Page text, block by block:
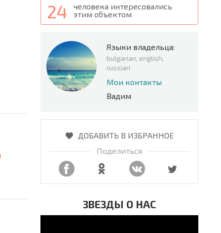
24
человека интересовались
этим объектом
Языки владельца:
bulgarian, english,
russian
Мои контакты
Вадим
ДОБАВИТЬ В ИЗБРАННОЕ
Поделиться
ЗВЕЗДЫ О НАС